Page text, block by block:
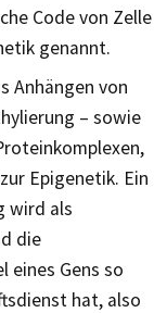
Code von Zelle
genannt.
Anhängen von
– sowie
Epigenetik. Ein
wird als
die
eines Gens so
hat, also